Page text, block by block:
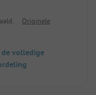
Originele
de volledige